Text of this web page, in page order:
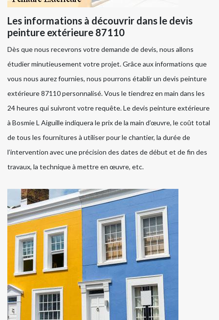
Les informations à découvrir dans le devis
peinture extérieure 87110
Dès que nous recevrons votre demande de devis, nous allons
étudier minutieusement votre projet. Grâce aux informations que
vous nous aurez fournies, nous pourrons établir un devis peinture
extérieure 87110 personnalisé. Vous le tiendrez en main dans les
24 heures qui suivront votre requête. Le devis peinture extérieure
à Bosmie L Aiguille indiquera le prix de la main d’œuvre, le coût total
de tous les fournitures à utiliser pour le chantier, la durée de
l’intervention avec une précision des dates de début et de fin des
travaux, la technique à mettre en œuvre, etc.